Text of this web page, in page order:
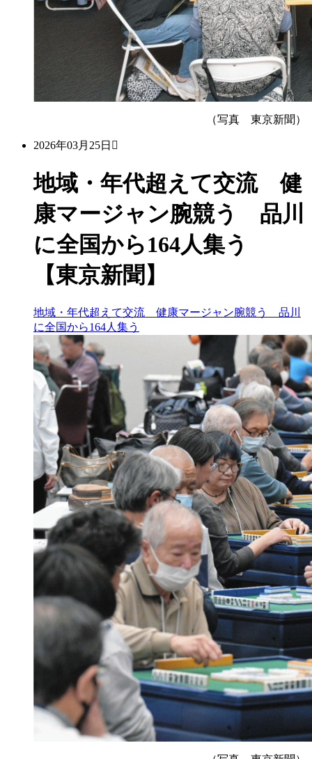
（写真 東京新聞）
2026年03月25日
地域・年代超えて交流 健
康マージャン腕競う 品川
に全国から164人集う
【東京新聞】
地域・年代超えて交流 健康マージャン腕競う 品川
に全国から164人集う